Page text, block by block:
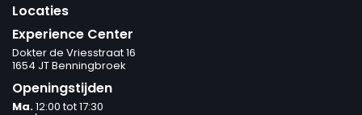
Locaties
Experience Center
Dokter de Vriesstraat 16
1654 JT Benningbroek
Openingstijden
Ma.12:00 tot 17:30